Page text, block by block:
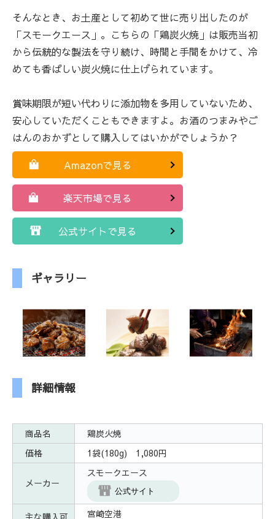
そんなとき、お土産として初めて世に売り出したのが
「スモークエース」。こちらの「鶏炭火焼」は販売当初
から伝統的な製法を守り続け、時間と手間をかけて、冷
めても香ばしい炭火焼に仕上げられています。
賞味期限が短い代わりに添加物を多用していないため、
安心していただくこともできますよ。お酒のつまみやご
はんのおかずとして購入してはいかがでしょうか？
Amazonで見る
楽天市場で見る
公式サイトで見る
ギャラリー
詳細情報
商品名
鶏炭火焼
価格
1袋(180g) 1,080円
メーカー
スモークエース
公式サイト
宮崎空港